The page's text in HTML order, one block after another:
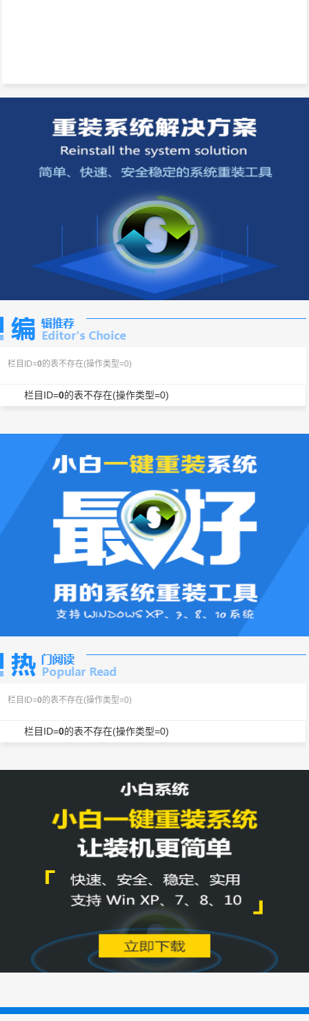
栏目ID=0的表不存在(操作类型=0)
栏目ID=0的表不存在(操作类型=0)
栏目ID=0的表不存在(操作类型=0)
栏目ID=0的表不存在(操作类型=0)